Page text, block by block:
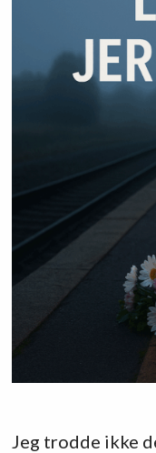
Jeg trodde ikke